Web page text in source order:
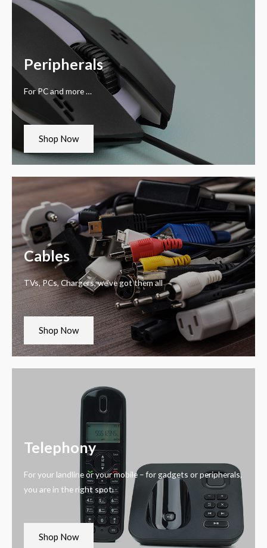
Peripherals
For PC and more …
Shop Now
Cables
TVs, PCs, Chargers, we’ve got them all
Shop Now
Telephony
For your landline or your mobile – for gadgets or peripherals,
you are in the right spot.
Shop Now